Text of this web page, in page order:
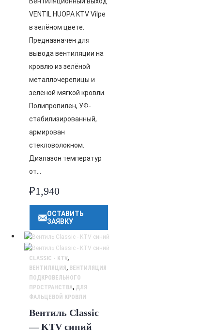
VENTIL HUOPA KTV Vilpe
в зелёном цвете.
Предназначен для
вывода вентиляции на
кровлю из зелёной
металлочерепицы и
зелёной мягкой кровли.
Полипропилен, УФ-
стабилизированный,
армирован
стекловолокном.
Диапазон температур
от…
₽1,940
ОСТАВИТЬ
ЗАЯВКУ
CLASSIC - KTV,
ВЕНТИЛЯЦИЯ , ВЕНТИЛЯЦИЯ
ПОДКРОВЕЛЬНОГО
ПРОСТРАНСТВА, ДЛЯ
ФАЛЬЦЕВОЙ КРОВЛИ
Вентиль Classic
— KTV синий